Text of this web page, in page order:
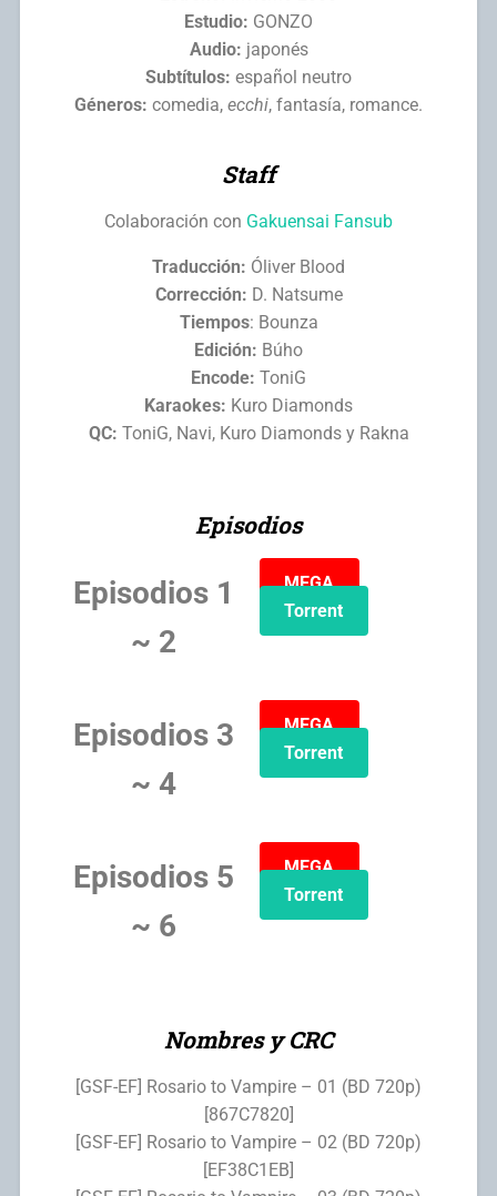
Estudio: GONZO
Audio: japonés
Subtítulos: español neutro
Géneros: comedia, ecchi, fantasía, romance.
Staff
Colaboración con Gakuensai Fansub
Traducción: Óliver Blood
Corrección: D. Natsume
Tiempos: Bounza
Edición: Búho
Encode: ToniG
Karaokes: Kuro Diamonds
QC: ToniG, Navi, Kuro Diamonds y Rakna
Episodios
Episodios 1
~ 2
MEGA
Torrent
Episodios 3
~ 4
MEGA
Torrent
Episodios 5
~ 6
MEGA
Torrent
Nombres y CRC
[GSF-EF] Rosario to Vampire – 01 (BD 720p)
[867C7820]
[GSF-EF] Rosario to Vampire – 02 (BD 720p)
[EF38C1EB]